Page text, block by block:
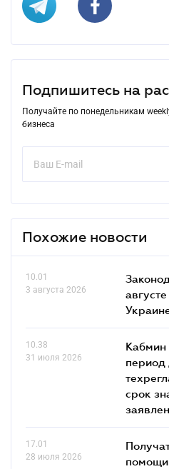
Подпишитесь на
Получайте по понедельникам
бизнеса
Похожие новости
10.01
3 августа 2026
10.38
31 июля 2026
Кабмин
период
срок
17.01
28 июля 2026
помощи